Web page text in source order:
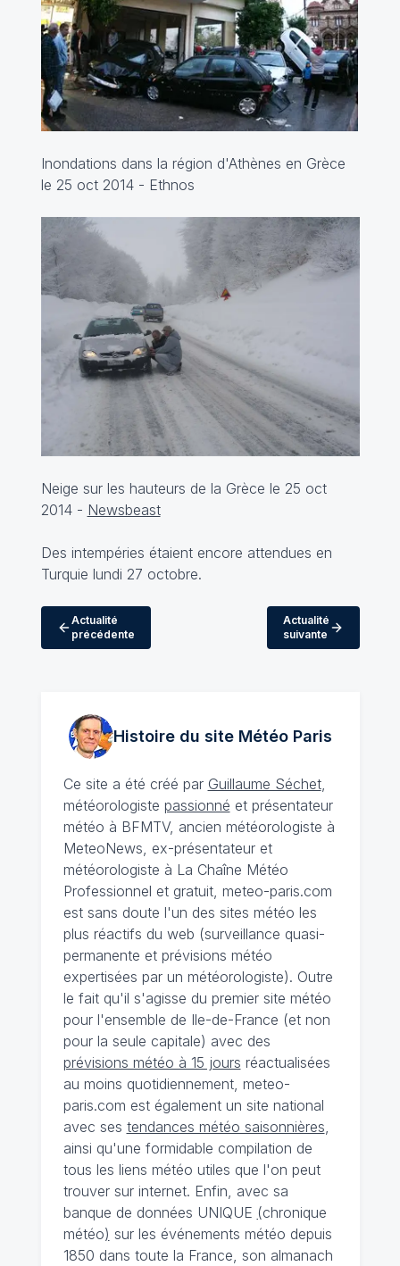
Inondations dans la région d'Athènes en Grèce
le 25 oct 2014 - Ethnos
Neige sur les hauteurs de la Grèce le 25 oct
2014 - Newsbeast
Des intempéries étaient encore attendues en
Turquie lundi 27 octobre.
Actualité
précédente
Actualité
suivante
Histoire du site MétéoParis
Ce site a été créé par Guillaume Séchet,
météorologiste passionné et présentateur
météo à BFMTV, ancien météorologiste à
MeteoNews, ex-présentateur et
météorologiste à La Chaîne Météo
Professionnel et gratuit, meteo-paris.com
est sans doute l'un des sites météo les
plus réactifs du web (surveillance quasi-
permanente et prévisions météo
expertisées par un météorologiste). Outre
le fait qu'il s'agisse du premier site météo
pour l'ensemble de Ile-de-France (et non
pour la seule capitale) avec des
prévisions météo à 15 jours réactualisées
au moins quotidiennement, meteo-
paris.com est également un site national
avec ses tendances météo saisonnières
ainsi qu'une formidable compilation de
tous les liens météo utiles que l'on peut
trouver sur internet. Enfin, avec sa
banque de données UNIQUE (chronique
météo) sur les événements météo depuis
1850 dans toute la France, son almanach